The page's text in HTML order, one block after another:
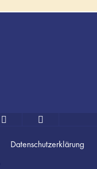
Datenschutzerklärung